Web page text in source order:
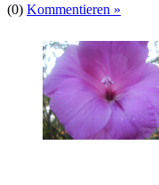
(0) Kommentieren »